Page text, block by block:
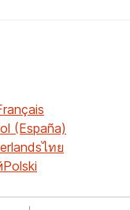
(España)
ไทย
Polski